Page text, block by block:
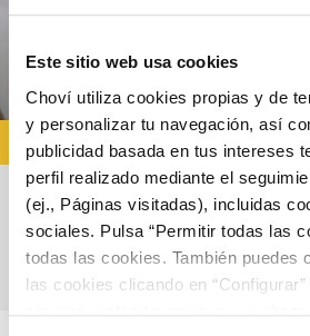
Este sitio web usa cookies
Choví utiliza cookies propias y de
y personalizar tu navegación, así
publicidad basada en tus intereses
perfil realizado mediante el
(ej., Páginas visitadas), incluidas
sociales. Pulsa “Permitir todas las
todas las cookies. También puedes
las cookies clicando en
RECETAS CON
Brocheta de papa y pulpo
suave y pico de